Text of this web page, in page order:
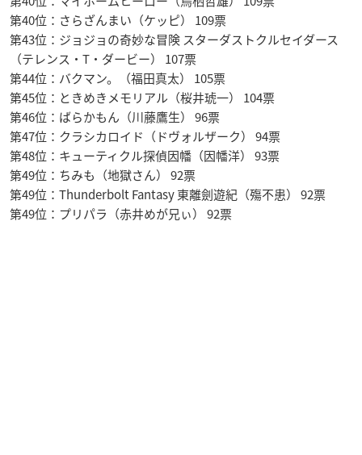
第40位：さらざんまい（ケッピ） 109票
第43位：ジョジョの奇妙な冒険 スターダストクルセイダース
（テレンス・T・ダービー） 107票
第44位：バクマン。（福田真太） 105票
第45位：ときめきメモリアル（桜井琥一） 104票
第46位：ばらかもん（川藤鷹生） 96票
第47位：クラシカロイド（ドヴォルザーク） 94票
第48位：キューティクル探偵因幡（因幡洋） 93票
第49位：ちみも（地獄さん） 92票
第49位：Thunderbolt Fantasy 東離劍遊紀（殤不患） 92票
第49位：プリパラ（赤井めが兄ぃ） 92票